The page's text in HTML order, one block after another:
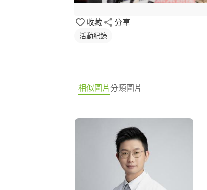
收藏 分享
活動紀錄
相似圖片分類圖片